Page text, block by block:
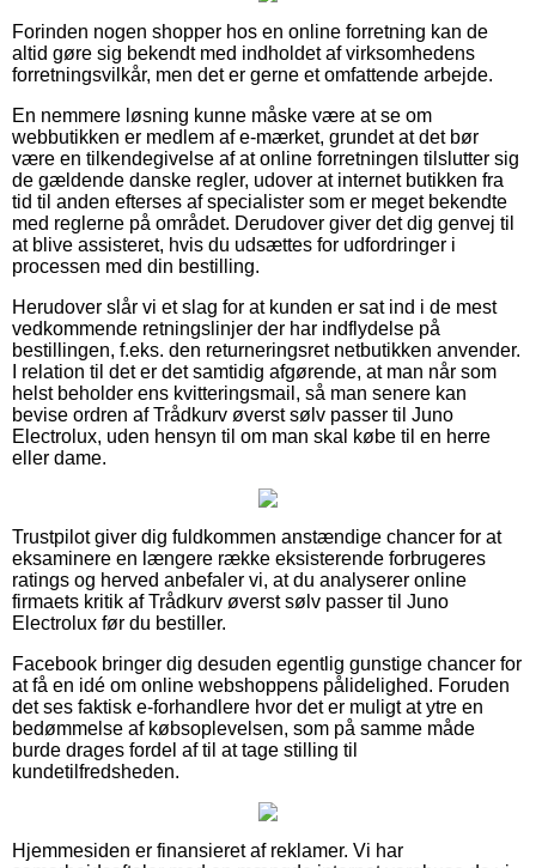
Forinden nogen shopper hos en online forretning kan de
altid gøre sig bekendt med indholdet af virksomhedens
forretningsvilkår, men det er gerne et omfattende arbejde.
En nemmere løsning kunne måske være at se om
webbutikken er medlem af e-mærket, grundet at det bør
være en tilkendegivelse af at online forretningen tilslutter sig
de gældende danske regler, udover at internet butikken fra
tid til anden efterses af specialister som er meget bekendte
med reglerne på området. Derudover giver det dig genvej til
at blive assisteret, hvis du udsættes for udfordringer i
processen med din bestilling.
Herudover slår vi et slag for at kunden er sat ind i de mest
vedkommende retningslinjer der har indflydelse på
bestillingen, f.eks. den returneringsret netbutikken anvender.
I relation til det er det samtidig afgørende, at man når som
helst beholder ens kvitteringsmail, så man senere kan
bevise ordren af Trådkurv øverst sølv passer til Juno
Electrolux, uden hensyn til om man skal købe til en herre
eller dame.
Trustpilot giver dig fuldkommen anstændige chancer for at
eksaminere en længere række eksisterende forbrugeres
ratings og herved anbefaler vi, at du analyserer online
firmaets kritik af Trådkurv øverst sølv passer til Juno
Electrolux før du bestiller.
Facebook bringer dig desuden egentlig gunstige chancer for
at få en idé om online webshoppens pålidelighed. Foruden
det ses faktisk e-forhandlere hvor det er muligt at ytre en
bedømmelse af købsoplevelsen, som på samme måde
burde drages fordel af til at tage stilling til
kundetilfredsheden.
Hjemmesiden er finansieret af reklamer. Vi har